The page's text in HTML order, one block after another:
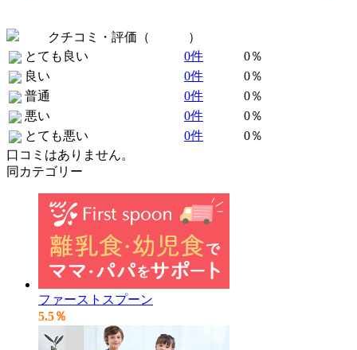
クチコミ・評価（
）
とても良い
0件
0％
良い
0件
0％
普通
0件
0％
悪い
0件
0％
とても悪い
0件
0％
口コミはありません。
同カテゴリー
ファーストスプーン
5.5％